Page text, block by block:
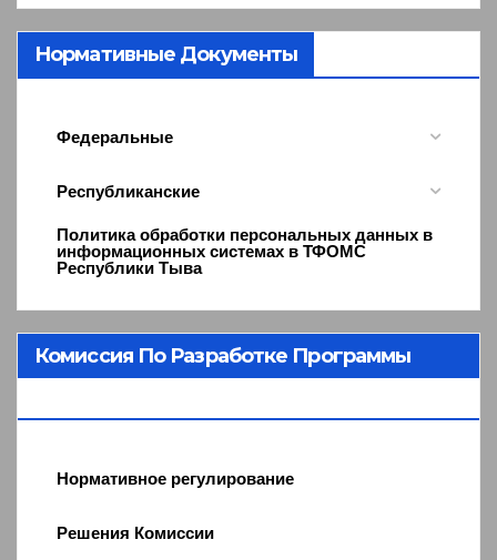
Нормативные Документы
Федеральные
Республиканские
Политика обработки персональных данных в
информационных системах в ТФОМС
Республики Тыва
Комиссия По Разработке Программы
Нормативное регулирование
Решения Комиссии